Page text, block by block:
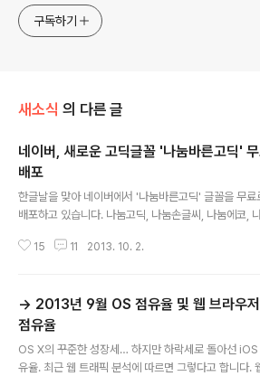
구독하기
새소식 의 다른 글
네이버, 새로운 고딕글꼴 '나눔바른고딕'
배포
한글날을 맞아 네이버에서 '나눔바른고딕' 글꼴을 무료
배포하고 있습니다. 나눔고딕, 나눔손글씨, 나눔에코,
모서리가 둥글지 않아 PC는 물론 작은 화면의 모바일에
바일에도 최적화된 정통 고딕 글꼴입니다.누구나 어디서
잘 쓸 수 있도록 기본에 가장 충실하게 만들어 정돈된 느
을 주며 작은 화면에서 가독성을 떨어뜨리는 돌출 형태
곡선을 없애고,가장 깨끗한 형태를 나타내는 두께와 자
15 11 2013. 10. 2.
→ 2013년 9월 OS 점유율 및 웹 브라우저
점유율
OS X의 꾸준한 성장세… 하지만 하락세로 돌아선 iOS
유율. 최근 웹 트래픽 분석에 따르면 그렇다고 합니다.